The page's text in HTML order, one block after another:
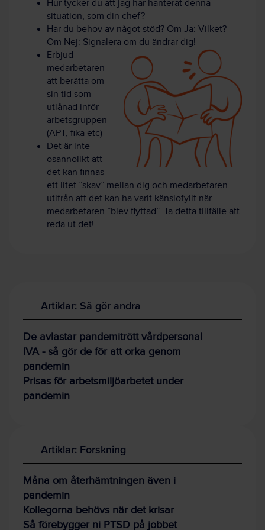
Hur tycker du att jag har hanterat denna
situation, som din chef?
Har du behov av något stöd? Om Ja: Vilket?
Om Nej: Signalera om du ändrar dig!
Erbjud
medarbetaren
att berätta om
sin tid som
utlånad inför
arbetsgruppen
(APT, fika etc)
Det är inte
osannolikt att
det kan finnas
ett litet ”skav” mellan dig och medarbetaren
utifrån att det kan ha varit känslofyllt när
medarbetaren ”blev flyttad”. Ta detta tillfälle att
reda ut det!
Artiklar: Så gör andra
De avlastar pandemitrött vårdpersonal
IVA - så gör de för att orka genom
pandemin
Prisas för arbetsmiljöarbetet under
pandemin
Artiklar: Forskning
Måna om återhämtningen även i
pandemin
Kollegorna behövs när det krisar
Så förebygger ni PTSD på jobbet